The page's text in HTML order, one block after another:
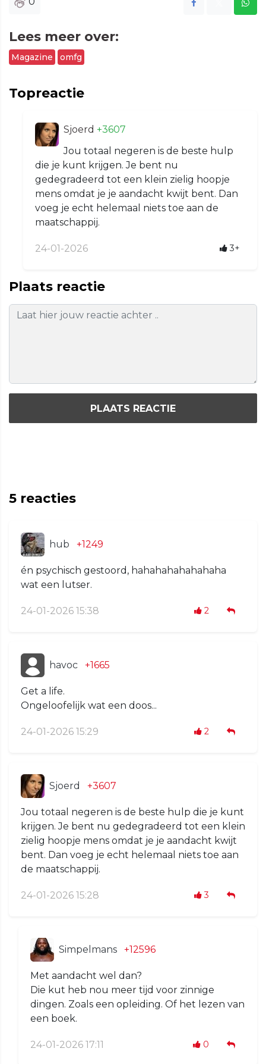
Lees meer over:
Magazine omfg
Topreactie
Sjoerd +3607
Jou totaal negeren is de beste hulp
die je kunt krijgen. Je bent nu
gedegradeerd tot een klein zielig hoopje
mens omdat je je aandacht kwijt bent. Dan
voeg je echt helemaal niets toe aan de
maatschappij.
24-01-2026 3+
Plaats reactie
PLAATS REACTIE
5 reacties
hub +1249
én psychisch gestoord, hahahahahahahaha
wat een lutser.
24-01-2026 15:38 2
havoc +1665
Get a life.
Ongeloofelijk wat een doos...
24-01-2026 15:29 2
Sjoerd +3607
Jou totaal negeren is de beste hulp die je kunt
krijgen. Je bent nu gedegradeerd tot een klein
zielig hoopje mens omdat je je aandacht kwijt
bent. Dan voeg je echt helemaal niets toe aan
de maatschappij.
24-01-2026 15:28 3
Simpelmans +12596
Met aandacht wel dan?
Die kut heb nou meer tijd voor zinnige
dingen. Zoals een opleiding. Of het lezen van
een boek.
24-01-2026 17:11 0